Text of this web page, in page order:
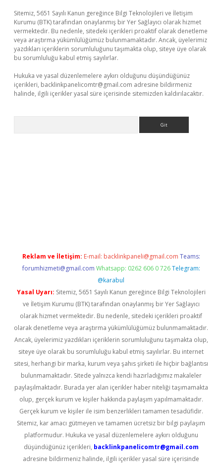
Sitemiz, 5651 Sayılı Kanun gereğince Bilgi Teknolojileri ve İletişim
Kurumu (BTK) tarafından onaylanmış bir Yer Sağlayıcı olarak hizmet
vermektedir. Bu nedenle, sitedeki içerikleri proaktif olarak denetleme
veya araştırma yükümlülüğümüz bulunmamaktadır. Ancak, üyelerimiz
yazdıkları içeriklerin sorumluluğunu taşımakta olup, siteye üye olarak
bu sorumluluğu kabul etmiş sayılırlar.
Hukuka ve yasal düzenlemelere aykırı olduğunu düşündüğünüz
içerikleri, backlinkpanelicomtr@gmail.com adresine bildirmeniz
halinde, ilgili içerikler yasal süre içerisinde sitemizden kaldırılacaktır.
Reklam ve İletişim: E-mail: backlinkpaneli@gmail.com Teams:
forumhizmeti@gmail.com Whatsapp: 0262 606 0 726 Telegram:
@karabul
Yasal Uyarı: Sitemiz, 5651 Sayılı Kanun gereğince Bilgi Teknolojileri
ve İletişim Kurumu (BTK) tarafından onaylanmış bir Yer Sağlayıcı
olarak hizmet vermektedir. Bu nedenle, sitedeki içerikleri proaktif
olarak denetleme veya araştırma yükümlülüğümüz bulunmamaktadır.
Ancak, üyelerimiz yazdıkları içeriklerin sorumluluğunu taşımakta olup,
siteye üye olarak bu sorumluluğu kabul etmiş sayılırlar. Bu internet
sitesi, herhangi bir marka, kurum veya şahıs şirketi ile hiçbir bağlantısı
bulunmamaktadır. Sitede yalnızca kendi hazırladığımız makaleler
paylaşılmaktadır. Burada yer alan içerikler haber niteliği taşımamakta
olup, gerçek kurum ve kişiler hakkında paylaşım yapılmamaktadır.
Gerçek kurum ve kişiler ile isim benzerlikleri tamamen tesadüfidir.
Sitemiz, kar amacı gütmeyen ve tamamen ücretsiz bir bilgi paylaşım
platformudur. Hukuka ve yasal düzenlemelere aykırı olduğunu
düşündüğünüz içerikleri, backlinkpanelicomtr@gmail.com
adresine bildirmeniz halinde, ilgili içerikler yasal süre içerisinde